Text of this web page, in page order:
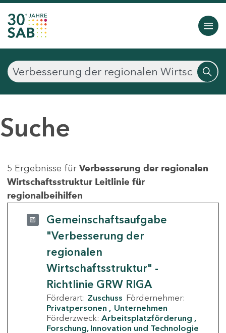
Suche
5 Ergebnisse für Verbesserung der regionalen
Wirtschaftsstruktur Leitlinie für
regionalbeihilfen
Gemeinschaftsaufgabe
"Verbesserung der
regionalen
Wirtschaftsstruktur" -
Richtlinie GRW RIGA
Förderart: Zuschuss Fördernehmer:
Privatpersonen
Unternehmen
Förderzweck: Arbeitsplatzförderung
Forschung, Innovation und Technologie